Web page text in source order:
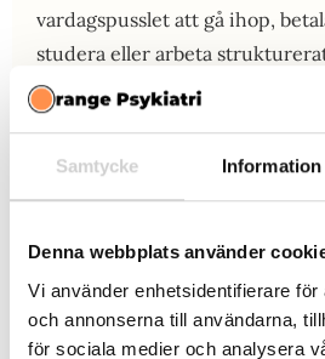
Samtycke Information
Denna webbplats använder
Vi använder enhetsidentifierare
och annonserna till användarna,
för sociala medier och analysera
vardagspusslet att gå ihop,
studera eller arbeta
ge besvär med stress och
neuropsykiatrisk utredning i
förstå ditt fungerande bättre, få
effekt mot ADHD.